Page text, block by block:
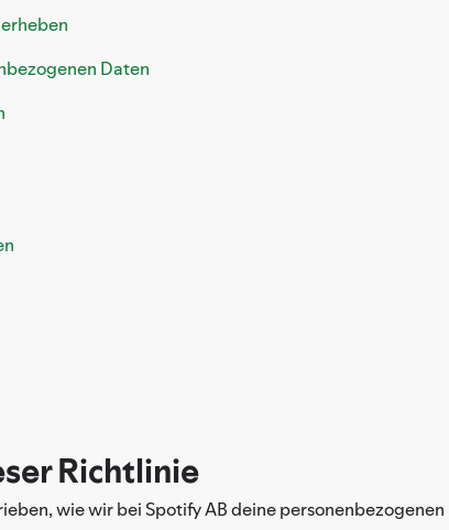
Daten
Richtlinie
wie wir bei Spotify AB deine